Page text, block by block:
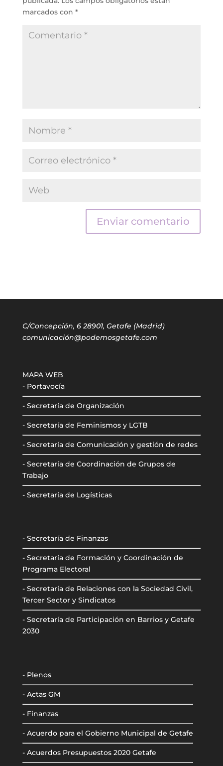
marcados con *
C/Concepción, 6 28901, Getafe (Madrid)
comunicación@podemosgetafe.com
MAPA WEB
- Portavocía
- Secretaría de Organización
- Secretaría de Feminismos y LGTB
- Secretaría de Comunicación y gestión de redes
- Secretaría de Coordinación de Grupos de
Trabajo
- Secretaría de Logísticas
- Secretaría de Finanzas
- Secretaría de Formación y Coordinación de
Programa Electoral
- Secretaría de Relaciones con la Sociedad Civil,
Tercer Sector y Sindicatos
- Secretaría de Participación en Barrios y Getafe
2030
- Plenos
- Actas GM
- Finanzas
- Acuerdo para el Gobierno Municipal de Getafe
- Acuerdos Presupuestos 2020 Getafe